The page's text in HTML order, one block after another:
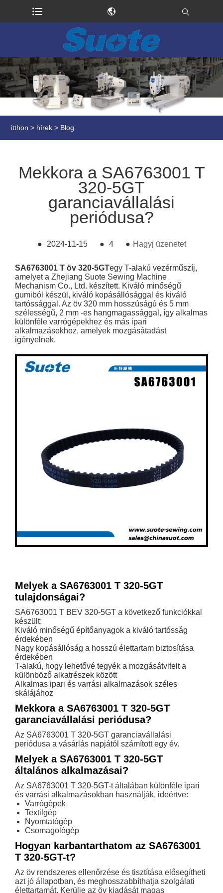
itthon > hírek > Blog
Mekkora a SA6763001 T
320-5GT
garanciavállalási
periódusa?
● 2024-11-15 ● 4 ● Hagyj üzenetet
SA6763001 T öv 320-5GTegy T-alakú vezérműszíj,
amelyet a Zhejiang Suote Sewing Machine
Mechanism Co., Ltd. készített. Kiváló minőségű
gumiból készül, kiváló kopásállósággal és kiváló
tartóssággal. Az öv 320 mm hosszúságú és 5 mm
szélességű, 2 mm -es hangmagassággal, így alkalmas
különféle varrógépekhez és más ipari
alkalmazásokhoz, amelyek mozgásátadást
igényelnek.
Melyek a SA6763001 T 320-5GT
tulajdonságai?
SA6763001 T BEV 320-5GT a következő funkciókkal
készült:
Kiváló minőségű építőanyagok a kiváló tartósság
érdekében
Nagy kopásállóság a hosszú élettartam biztosítása
érdekében
T-alakú, hogy lehetővé tegyék a mozgásátvitelt a
különböző alkatrészek között
Alkalmas ipari és varrási alkalmazások széles
skálájához
Mekkora a SA6763001 T 320-5GT
garanciavállalási periódusa?
Az SA6763001 T 320-5GT garanciavállalási
periódusa a vásárlás napjától számított egy év.
Melyek a SA6763001 T 320-5GT
általános alkalmazásai?
Az SA6763001 T 320-5GT-t általában különféle ipari
és varrási alkalmazásokban használják, ideértve:
Varrógépek
Textilgép
Nyomtatógép
Csomagológép
Hogyan karbantarthatom az SA6763001
T 320-5GT-t?
Az öv rendszeres ellenőrzése és tisztítása elősegítheti
azt jó állapotban, és meghosszabbíthatja szolgálati
élettartamát. Kerülje az öv kiadását magas